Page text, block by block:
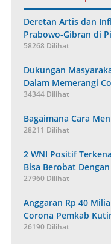
Deretan Artis dan
Prabowo-Gibran di
58268 Dilihat
Dukungan
Dalam Memerangi
34344 Dilihat
Bagaimana Cara
28211 Dilihat
2 WNI Positif
Bisa Berobat Dengan
27960 Dilihat
Anggaran Rp 40
Corona Pemkab
26190 Dilihat